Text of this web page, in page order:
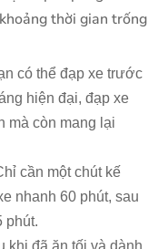
thời gian trống
có thể đạp xe trước
hiện đại, đạp xe
mà còn mang lại
cần một chút kế
nhanh 60 phút, sau
phút.
khi đã ăn tối và dành